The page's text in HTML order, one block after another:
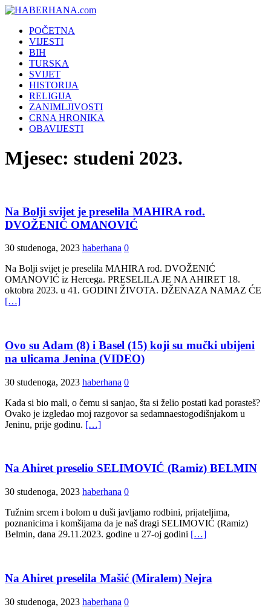
POČETNA
VIJESTI
BIH
TURSKA
SVIJET
HISTORIJA
RELIGIJA
ZANIMLJIVOSTI
CRNA HRONIKA
OBAVIJESTI
Mjesec: studeni 2023.
Na Bolji svijet je preselila MAHIRA rođ.
DVOŽENIĆ OMANOVIĆ
30 studenoga, 2023 haberhana 0
Na Bolji svijet je preselila MAHIRA rođ. DVOŽENIĆ
OMANOVIĆ iz Hercega. PRESELILA JE NA AHIRET 18.
oktobra 2023. u 41. GODINI ŽIVOTA. DŽENAZA NAMAZ ĆE
[…]
Ovo su Adam (8) i Basel (15) koji su mučki ubijeni
na ulicama Jenina (VIDEO)
30 studenoga, 2023 haberhana 0
Kada si bio mali, o čemu si sanjao, šta si želio postati kad porasteš?
Ovako je izgledao moj razgovor sa sedamnaestogodišnjakom u
Jeninu, prije godinu. […]
Na Ahiret preselio SELIMOVIĆ (Ramiz) BELMIN
30 studenoga, 2023 haberhana 0
Tužnim srcem i bolom u duši javljamo rodbini, prijateljima,
poznanicima i komšijama da je naš dragi SELIMOVIĆ (Ramiz)
Belmin, dana 29.11.2023. godine u 27-oj godini […]
Na Ahiret preselila Mašić (Miralem) Nejra
30 studenoga, 2023 haberhana 0